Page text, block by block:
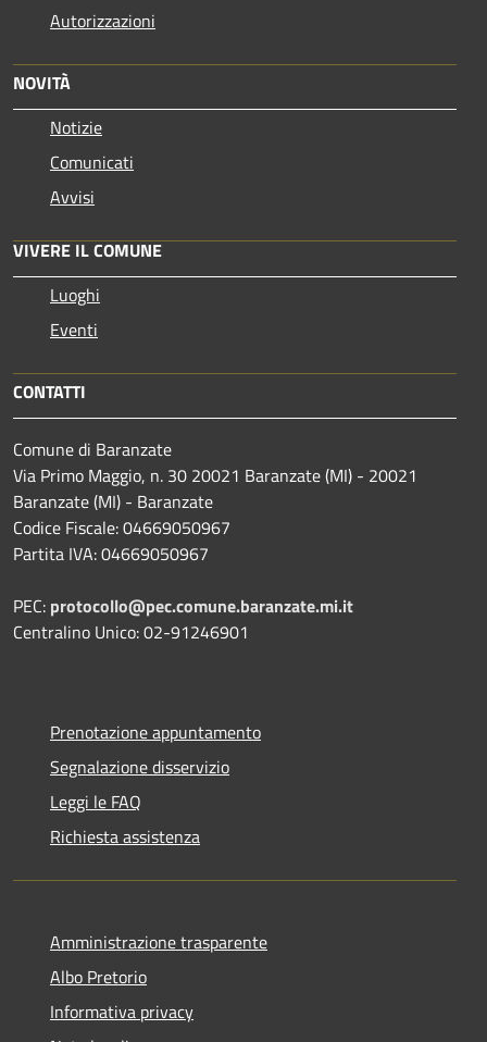
Autorizzazioni
NOVITÀ
Notizie
Comunicati
Avvisi
VIVERE IL COMUNE
Luoghi
Eventi
CONTATTI
Comune di Baranzate
Via Primo Maggio, n. 30 20021 Baranzate (MI) - 20021
Baranzate (MI) - Baranzate
Codice Fiscale: 04669050967
Partita IVA: 04669050967
PEC: protocollo@pec.comune.baranzate.mi.it
Centralino Unico: 02-91246901
Prenotazione appuntamento
Segnalazione disservizio
Leggi le FAQ
Richiesta assistenza
Amministrazione trasparente
Albo Pretorio
Informativa privacy